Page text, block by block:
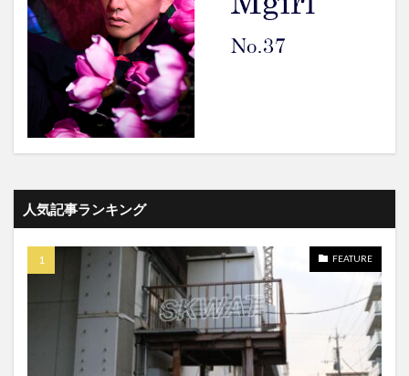
人気記事ランキング
FEATURE